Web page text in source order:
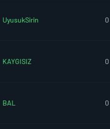
UyusukSirin 0
KAYGISIZ 0
BAL 0